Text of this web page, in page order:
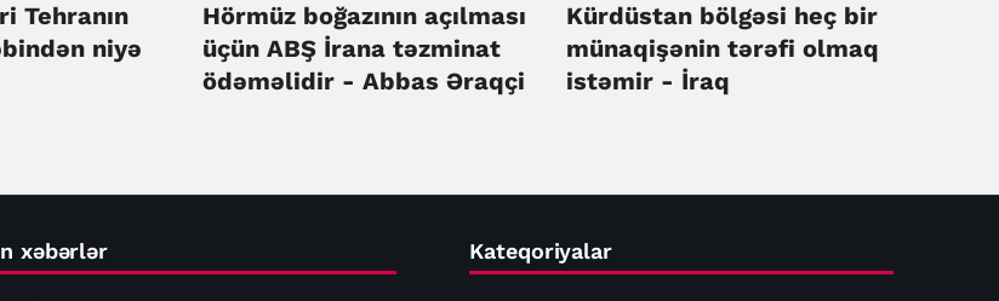
Tehranın
niyə
Hörmüz boğazının açılması
üçün ABŞ İrana təzminat
ödəməlidir - Abbas Əraqçi
Kürdüstan bölgəsi heç bir
münaqişənin tərəfi olmaq
istəmir - İraq
xəbərlər Kateqoriyalar